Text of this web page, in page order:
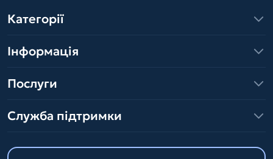
Категорії
Інформація
Послуги
Служба підтримки